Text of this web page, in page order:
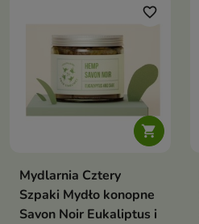

favorite_border
Mydlarnia Cztery
Szpaki Mydło konopne
Savon Noir Eukaliptus i